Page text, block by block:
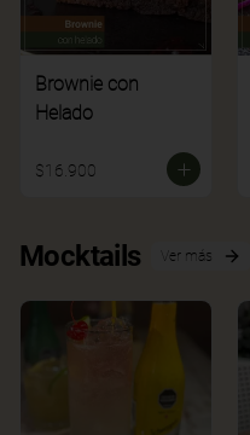
Brownie con
Helado
$16.900
Mocktails Ver más